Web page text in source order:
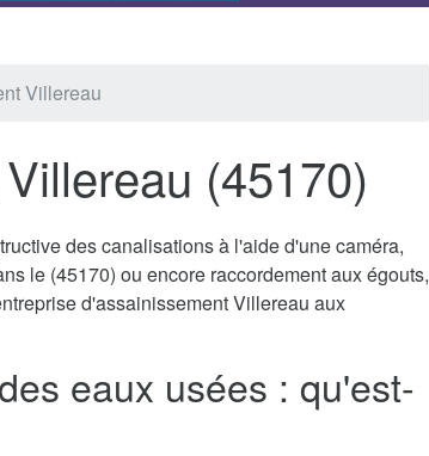
Villereau
(45170)
des canalisations à l'aide d'une caméra,
le (45170) ou encore raccordement aux égouts,
d'assainissement Villereau aux
eaux usées : qu'est-